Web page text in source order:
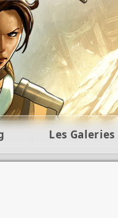
collectors
Les Galeries